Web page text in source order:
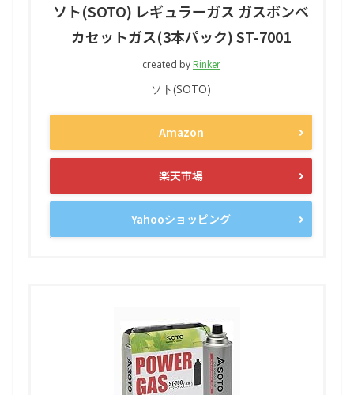
ソト(SOTO) レギュラーガス ガスボンベ
カセットガス(3本パック) ST-7001
created byRinker
ソト(SOTO)
Amazon
楽天市場
Yahooショッピング